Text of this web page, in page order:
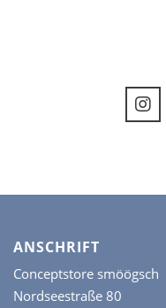
ANSCHRIFT
Conceptstore smöögsch
Nordseestraße 80